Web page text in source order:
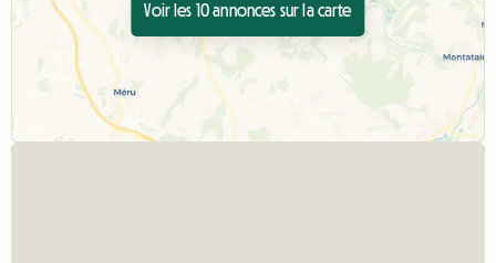
Voir les 10 annonces sur la carte